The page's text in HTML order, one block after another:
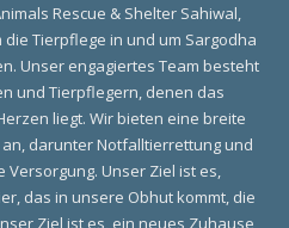
Rescue & Shelter Sahiwal,
Tierpflege in und um Sargodha
Unser engagiertes Team besteht
und Tierpflegern, denen das
liegt. Wir bieten eine breite
darunter Notfalltierrettung und
Unser Ziel ist es,
das in unsere Obhut kommt, die
Ziel ist es, ein neues Zuhause